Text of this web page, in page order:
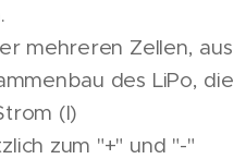
mehreren Zellen, aus
des LiPo, die
(I)
zum "+" und "-"